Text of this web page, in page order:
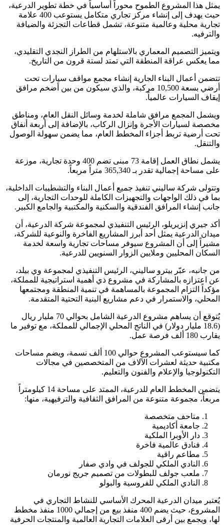
يمثل هذا المشروع الطموح محوراً أساسياً في خطة تطوير الدرعية،
حيث يهدف إلى إنشاء مركز تجاري متكامل يستوعب 400 علامة
تجارية محلية وعالمية متنوعة، تشمل قطاعات التجزئة والضيافة
والترفيه.
ويتميز التصميم المعماري بالاستلهام من الطراز النجدي التقليدي،
مما يعكس عراقة المنطقة التي تمتد لستة قرون من التاريخ.
تتضمن أعمال البناء الجارية إنشاء مجمع مواقف سيارات تحت
أرضي بسعة 10,500 مركبة، والذي سيكون من بين أضخم مرافق
إيقاف السيارات عالمياً.
ويشمل المجمع مرافق شاملة لخدمة وسائل النقل العام، ومناطق
مخصصة لسيارات الأجرة وإنزال الركاب، بالإضافة إلى أربعة أنفاق
تحت أرضية تربط أجزاء المخطط العام، مما يضمن سهولة الوصول
والتنقل.
يشمل نطاق العمل إقامة 73 مبنى تضم 400 وحدة تجارية، موزعة
على مساحة إجمالية تقدر بـ 365,340 متراً مربعاً.
وتتولى شركة ساليني تنفيذ جميع أعمال البناء والتشطيبات الداخلية،
بما في ذلك الواجهات والتجهيزات الكاملة للوحدات التجارية، إلى
جانب إنشاء المرافق الفندقية والسكنية والمكتبية والجامع الكبير.
أكد جيري إنزيريلو، الرئيس التنفيذي لمجموعة شركة الدرعية، أن
ميدان الدرعية يمثل أحد أبرز المشاريع الفاخرة والنوعية للشركة،
مشيراً إلى أن المشروع سيوفر مساحات تجارية واسعة لخدمة
السكان المحليين وملايين الزوار السنويين للدرعية.
من جانبه، عبّر بيترو ساليني، الرئيس التنفيذي لمجموعة وي بيلد،
عن اعتزازه بالمشاركة في مشروع ذي أهمية استراتيجية للمملكة،
مؤكداً التزام المجموعة بالمساهمة في تنمية المنطقة ومجتمعها
المحلي، والاستمرار في دعم مشاريع البنية التحتية المتقدمة.
يُتوقع أن يساهم مشروع الدرعية الشامل بحوالي 70 مليار ريال
(18.6 مليار دولار) في الناتج المحلي الإجمالي للمملكة، مع توفير ما
يقارب 180 ألف فرصة عمل.
كما سيستوعب المشروع حوالي 100 ألف نسمة، ويضم مساحات
مكتبية حديثة لعشرات الآلاف من المتخصصين في مجالات
التكنولوجيا والإعلام والفنون والتعليم.
يتضمن المخطط العام للدرعية، الممتد على مساحة 14 كيلومتراً
مربعاً، مجموعة متنوعة من المرافق الثقافية والترفيهية، منها:
متاحف متخصصة
جامعة أكاديمية
دار الأوبرا الملكية
فنادق عالمية فاخرة
مطاعم راقية
النادي الملكي للجولف في وادي صفار
ملعب جولف للبطولات من تصميم جريج نورمان
النادي الملكي للفروسية والبولو
يُعتبر ميدان الدرعية المحرك الأساسي للنشاط التجاري في
المشروع، حيث يضم 400 منفذ بيع من إجمالي 1000 منفذ مخطط
لها، ويجمع بين أرقى العلامات التجارية العالمية والمنتجات الحرفية